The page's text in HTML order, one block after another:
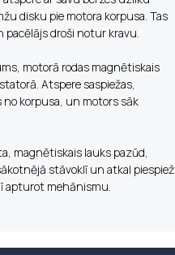
disku pie motora korpusa. Tas
pacēlājs droši notur kravu.
motorā rodas magnētiskais
Atspere saspiežas,
no korpusa, un motors sāk
magnētiskais lauks pazūd,
stāvoklī un atkal piespiež
apturot mehānismu.